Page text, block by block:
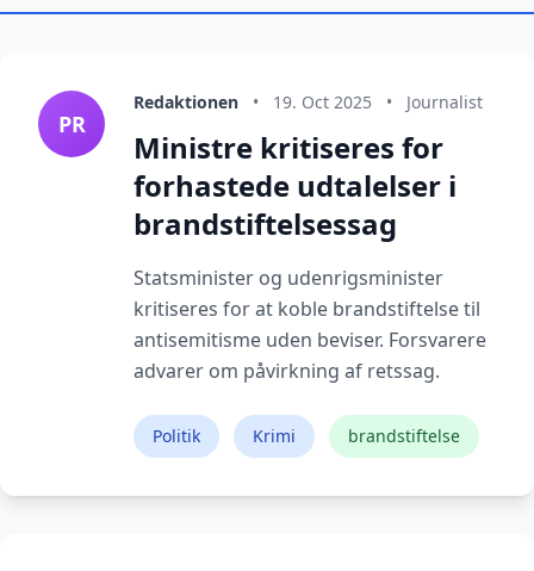
PR
Redaktionen • 19. Oct 2025 • Journalist
Ministre kritiseres for
forhastede udtalelser i
brandstiftelsessag
Statsminister og udenrigsminister
kritiseres for at koble brandstiftelse til
antisemitisme uden beviser. Forsvarere
advarer om påvirkning af retssag.
Politik Krimi brandstiftelse